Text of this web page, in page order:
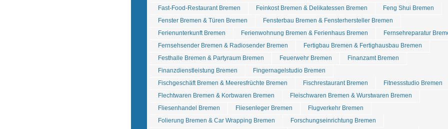
Fast-Food-Restaurant Bremen
Feinkost Bremen & Delikatessen Bremen
Feng Shui Bremen
Fenster Bremen & Türen Bremen
Fensterbau Bremen & Fensterhersteller Bremen
Ferienunterkunft Bremen
Ferienwohnung Bremen & Ferienhaus Bremen
Fernsehreparatur
Fernsehsender Bremen & Radiosender Bremen
Fertigbau Bremen & Fertighausbau Bremen
Festhalle Bremen & Partyraum Bremen
Feuerwehr Bremen
Finanzamt Bremen
Finanzdienstleistung Bremen
Fingernagelstudio Bremen
Fischgeschäft Bremen & Meeresfrüchte Bremen
Fischrestaurant Bremen
Fitnessstudio Bremen
Flechtwaren Bremen & Korbwaren Bremen
Fleischwaren Bremen & Wurstwaren Bremen
Fliesenhandel Bremen
Fliesenleger Bremen
Flugverkehr Bremen
Folierung Bremen & Car Wrapping Bremen
Forschungseinrichtung Bremen